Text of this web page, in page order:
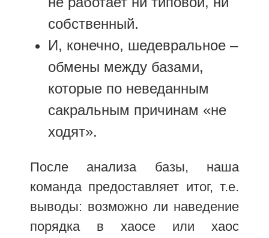
собственный.
И, конечно, шедевральное –
обмены между базами,
которые по неведанным
сакральным причинам «не
ходят».
После анализа базы, наша
команда предоставляет итог, т.е.
выводы: возможно ли наведение
порядка в хаосе или хаос